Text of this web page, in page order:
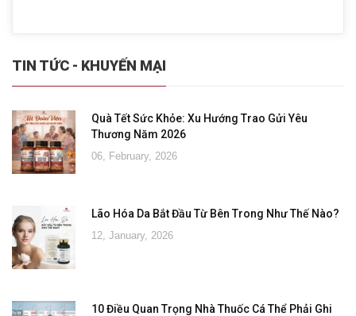
TIN TỨC - KHUYẾN MẠI
Quà Tết Sức Khỏe: Xu Hướng Trao Gửi Yêu
Thương Năm 2026
06, February, 2026
Lão Hóa Da Bắt Đầu Từ Bên Trong Như Thế Nào?
12, January, 2026
10 Điều Quan Trọng Nhà Thuốc Cá Thể Phải Ghi